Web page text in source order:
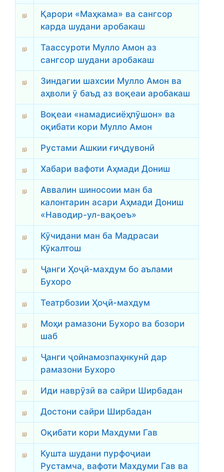
Қарори «Маҳкама» ва сангсор
карда шудани аробакаш
Таассуроти Мулло Амон аз
сангсор шудани аробакаш
Зиндагии шахсии Мулло Амон ва
аҳволи ӯ баъд аз воқеаи аробакаш
Воқеаи «намадисиёҳпӯшон» ва
оқибати кори Мулло Амон
Рустами Ашкии ғиҷдувонӣ
Хабари вафоти Аҳмади Дониш
Аввалин шиносоии ман ба
калонтарин асари Аҳмади Дониш
«Наводир-ул-вақоеъ»
Кӯчидани ман ба Мадрасаи
Кӯкалтош
Ҷанги Ҳоҷӣ-махдум бо аълами
Бухоро
Театрбозии Ҳоҷӣ-махдум
Моҳи рамазони Бухоро ва бозори
шаб
Ҷанги ҷойнамозпаҳнкунӣ дар
рамазони Бухоро
Иди наврӯзӣ ва сайри Ширбадан
Достони сайри Ширбадан
Оқибати кори Махдуми Гав
Кушта шудани пурфоҷиаи
Рустамча, вафоти Махдуми Гав ва